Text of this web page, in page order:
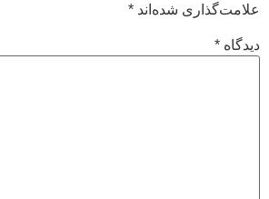
علامت‌گذاری شده‌اند *
دیدگاه *